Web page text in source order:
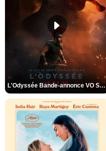
L'Odyssée Bande-annonce VO STFR